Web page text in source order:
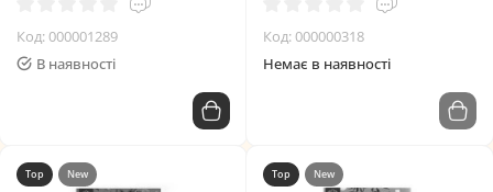
Код: 000001289
В наявності
Код: 000000318
Немає в наявності
Top New Top New